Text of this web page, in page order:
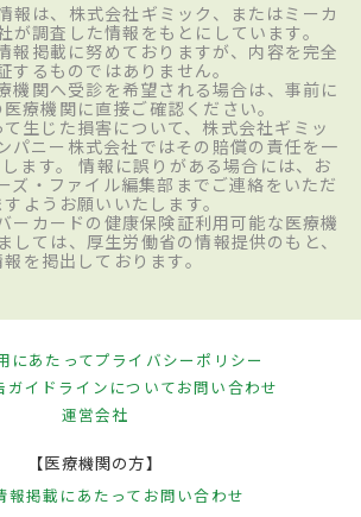
報は、株式会社ギミック、またはミーカ
が調査した情報をもとにしています。
報掲載に努めておりますが、内容を完全
するものではありません。
機関へ受診を希望される場合は、事前に
療機関に直接ご確認ください。
生じた損害について、株式会社ギミッ
パニー株式会社ではその賠償の責任を一
ます。 情報に誤りがある場合には、お
ズ・ファイル編集部までご連絡をいただ
すようお願いいたします。
ーカードの健康保険証利用可能な医療機
しては、厚生労働省の情報提供のもと、
報を掲出しております。
にあたってプライバシーポリシー
ガイドラインについてお問い合わせ
運営会社
【医療機関の方】
報掲載にあたって お問い合わせ